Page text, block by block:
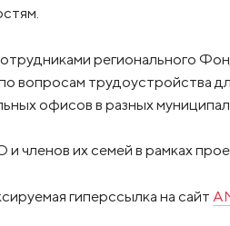
регионального
вопросам трудоустройства
офисов в разных
членов их семей в рамках
гиперссылка на сайт